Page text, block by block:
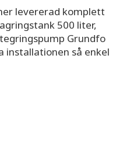
levererad komplett
500 liter,
Grundfo
installationen så enkel